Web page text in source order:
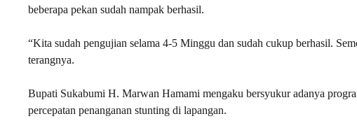
beberapa pekan sudah nampak berhasil.
“Kita sudah pengujian selama 4-5 Minggu dan sudah cukup berhasil.
terangnya.
Bupati Sukabumi H. Marwan Hamami mengaku bersyukur adanya
percepatan penanganan stunting di lapangan.